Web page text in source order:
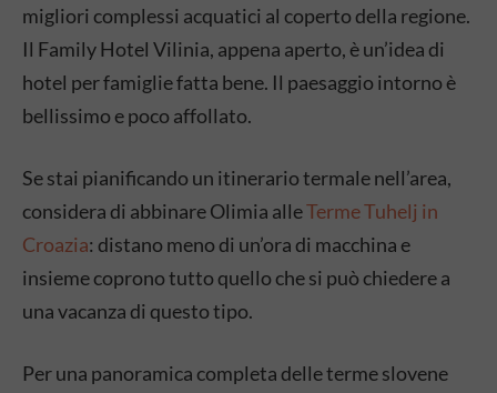
migliori complessi acquatici al coperto della regione.
Il Family Hotel Vilinia, appena aperto, è un’idea di
hotel per famiglie fatta bene. Il paesaggio intorno è
bellissimo e poco affollato.
Se stai pianificando un itinerario termale nell’area,
considera di abbinare Olimia alleTerme Tuhelj in
Croazia: distano meno di un’ora di macchina e
insieme coprono tutto quello che si può chiedere a
una vacanza di questo tipo.
Per una panoramica completa delle terme slovene